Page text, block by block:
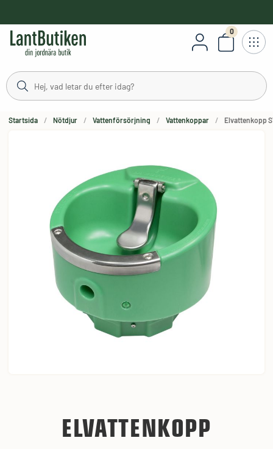
0
Antal
Startsida Nötdjur Vattenförsörjning Vattenkoppar Elvattenkopp
ELVATTENKOPP